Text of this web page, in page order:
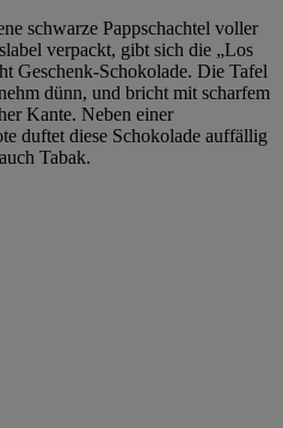
schwarze Pappschachtel voller
verpackt, gibt sich die „Los
Geschenk-Schokolade. Die Tafel
dünn, und bricht mit scharfem
Kante. Neben einer
duftet diese Schokolade auffällig
Tabak.